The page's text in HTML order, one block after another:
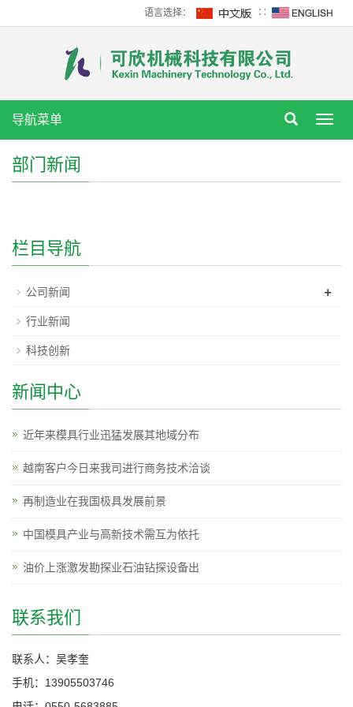
语言选择： ∷
导航菜单
部门新闻
栏目导航
公司新闻 +
行业新闻
科技创新
新闻中心
近年来模具行业迅猛发展其地域分布
越南客户今日来我司进行商务技术洽谈
再制造业在我国极具发展前景
中国模具产业与高新技术需互为依托
油价上涨激发勘探业石油钻探设备出
联系我们
联系人：吴孝奎
手机：13905503746